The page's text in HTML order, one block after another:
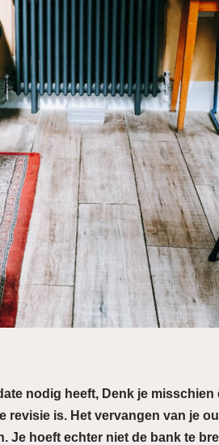
nodig heeft, Denk je misschien
revisie is. Het vervangen van je
Je hoeft echter niet de bank te